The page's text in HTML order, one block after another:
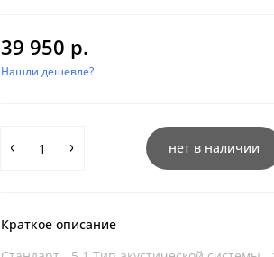
39 950 р.
Нашли дешевле?
нет в наличии
Краткое описание